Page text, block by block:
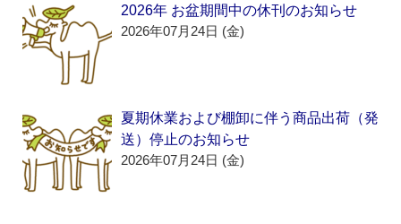
2026年 お盆期間中の休刊のお知らせ
2026年07月24日 (金)
夏期休業および棚卸に伴う商品出荷（発
送）停止のお知らせ
2026年07月24日 (金)